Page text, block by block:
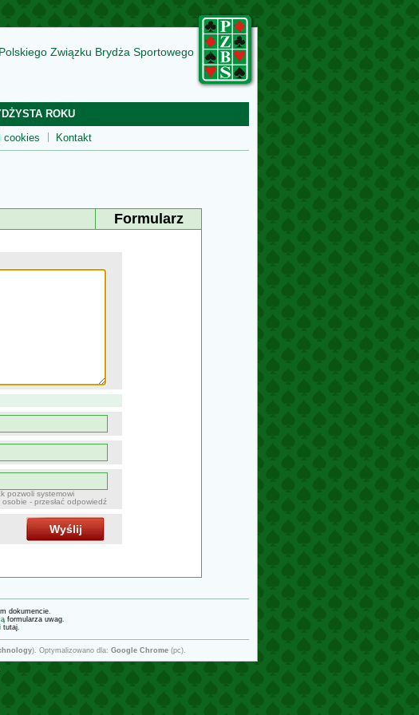
Polskiego Związku Brydża Sportowego
ROKU
cookies Kontakt
Formularz
pozwoli systemowi
- przesłać odpowiedź
Wyślij
dokumencie.
formularza uwag.
tutaj.
). Optymalizowano dla: Google Chrome (pc).